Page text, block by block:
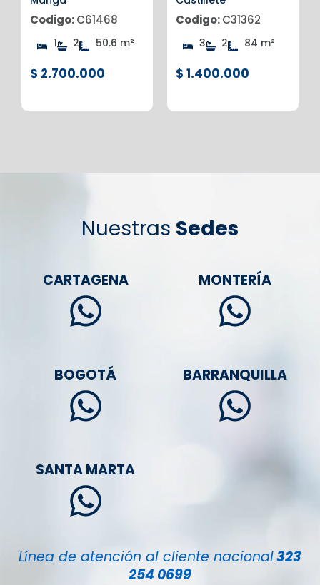
Codigo:C61468
1 2 50.6 m²
$ 2.700.000
Codigo:C31362
3 2 84 m²
$ 1.400.000
Nuestras Sedes
CARTAGENA MONTERÍA
BOGOTÁ BARRANQUILLA
SANTA MARTA
Línea de atención al cliente nacional323
254 0699